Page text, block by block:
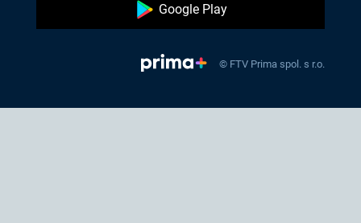
Google Play
© FTV Prima spol. s r.o.